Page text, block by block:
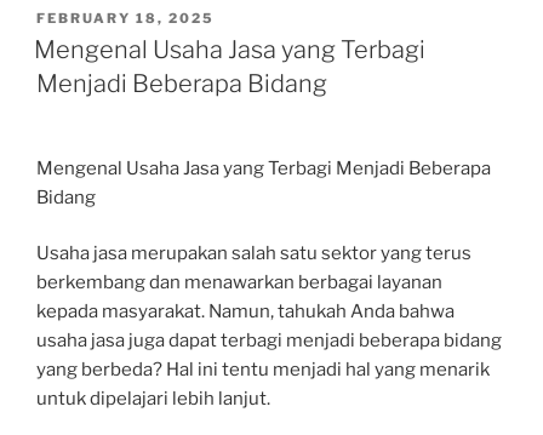
POSTED
ON
FEBRUARY 18, 2025
Mengenal Usaha Jasa yang Terbagi
Menjadi Beberapa Bidang
Mengenal Usaha Jasa yang Terbagi Menjadi Beberapa
Bidang
Usaha jasa merupakan salah satu sektor yang terus
berkembang dan menawarkan berbagai layanan
kepada masyarakat. Namun, tahukah Anda bahwa
usaha jasa juga dapat terbagi menjadi beberapa bidang
yang berbeda? Hal ini tentu menjadi hal yang menarik
untuk dipelajari lebih lanjut.